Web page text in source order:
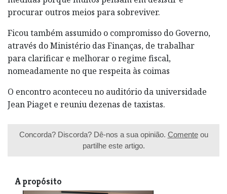
procurar outros meios para sobreviver.
Ficou também assumido o compromisso do Governo,
através do Ministério das Finanças, de trabalhar
para clarificar e melhorar o regime fiscal,
nomeadamente no que respeita às coimas
O encontro aconteceu no auditório da universidade
Jean Piaget e reuniu dezenas de taxistas.
Concorda? Discorda? Dê-nos a sua opinião. Comenteou
partilhe este artigo.
A propósito